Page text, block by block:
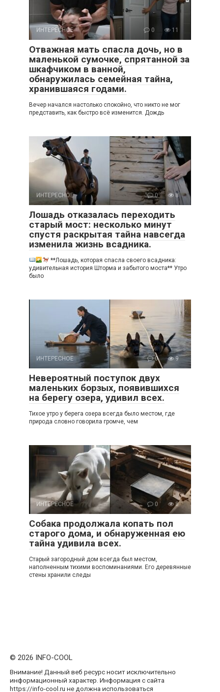
ИНТЕРЕСНОЕ 0 11
Отважная мать спасла дочь, но в
маленькой сумочке, спрятанной за
шкафчиком в ванной,
обнаружилась семейная тайна,
хранившаяся годами.
Вечер начался настолько спокойно, что никто не мог
представить, как быстро всё изменится. Дождь
ИНТЕРЕСНОЕ 0 8
Лошадь отказалась переходить
старый мост: несколько минут
спустя раскрытая тайна навсегда
изменила жизнь всадника.
**Лошадь, которая спасла своего всадника:
удивительная история Шторма и забытого моста** Утро
было
ИНТЕРЕСНОЕ 0 9
Невероятный поступок двух
маленьких борзых, появившихся
на берегу озера, удивил всех.
Тихое утро у берега озера всегда было местом, где
природа словно говорила громче, чем
ИНТЕРЕСНОЕ 0 8
Собака продолжала копать пол
старого дома, и обнаруженная ею
тайна удивила всех.
Старый загородный дом всегда был местом,
наполненным тихими воспоминаниями. Его деревянные
стены хранили следы
© 2026 INFO-COOL
Внимание! Данный веб ресурс носит исключительно
информационный характер. Информация с сайта
https://info-cool.ru не должна использоваться